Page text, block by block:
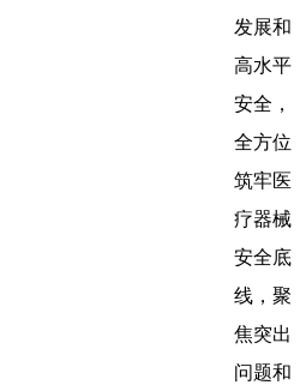
发展和
高水平
安全，
全方位
筑牢医
疗器械
安全底
线，聚
焦突出
问题和